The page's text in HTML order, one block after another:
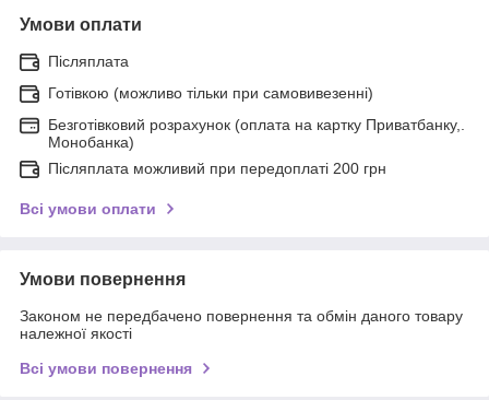
Умови оплати
Післяплата
Готівкою (можливо тільки при самовивезенні)
Безготівковий розрахунок (оплата на картку Приватбанку,.
Монобанка)
Післяплата можливий при передоплаті 200 грн
Всі умови оплати
Умови повернення
Законом не передбачено повернення та обмін даного товару
належної якості
Всі умови повернення